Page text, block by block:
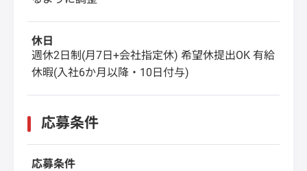
休日
週休2日制(月7日+会社指定休) 希望休提出OK 有給
休暇(入社6か月以降・10日付与)
応募条件
応募条件